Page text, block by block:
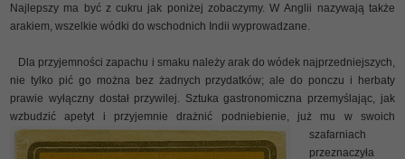
Najlepszy ma być z cukru jak poniżej zobaczymy. W Anglii nazywają także
arakiem, wszelkie wódki do wschodnich Indii wyprowadzane.
Dla przyjemności zapachu i smaku należy arak do wódek najprzedniejszych,
nie tylko pić go można bez żadnych przydatków; ale do ponczu i herbaty
prawie wyłączny dostał przywilej. Sztuka gastronomiczna przemyślając, jak
wzbudzić apetyt i przyjemnie drażnić podniebienie, już mu w swoich
szafarniach
przeznaczyła